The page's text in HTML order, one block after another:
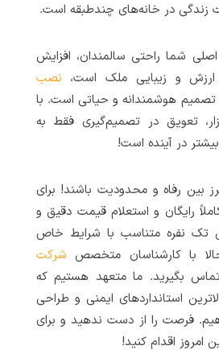
زندگی در خانه‌های چندطبقه است.
شما راحتی سالمندان، افزایش
ارزش و زیبایی ملک است، نصب
هوشمندانه و حیاتی است. با
تعویق در تصمیم‌گیری فقط به
در آینده است!
بین رفاه و محدودیت باشند! برای
رایگان و استعلام قیمت دقیق و
تک نفره متناسب با شرایط خاص
با کارشناسان متخصص شرکت
بگیرید. ما متعهد هستیم که
استانداردهای ایمنی و طراحی
فرصت را از دست ندهید و برای
امروز اقدام کنید!